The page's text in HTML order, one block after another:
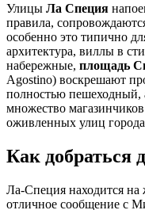
Улицы Ла Специя
правила,
особенно это типично
архитектура, виллы в
набережные, площадь
Agostino) воскрешают
полностью пешеходный,
множество
оживленных улиц
Как добраться
Ла-Специя находится
отличное сообщение с